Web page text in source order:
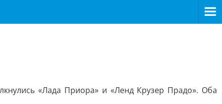
«Лада Приора» и «Ленд Крузер Прадо». Оба